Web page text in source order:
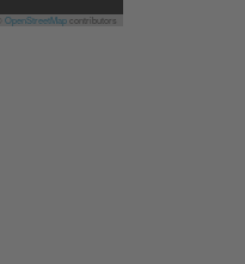
OpenStreetMapcontributors